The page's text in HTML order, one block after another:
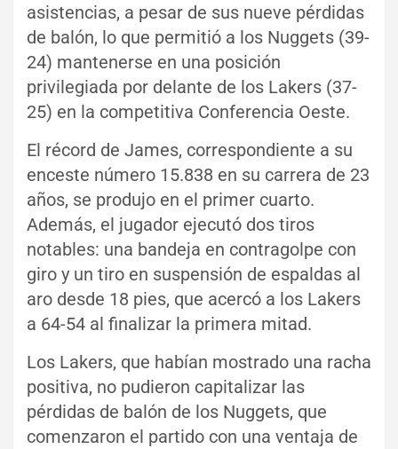
asistencias, a pesar de sus nueve pérdidas
de balón, lo que permitió a los Nuggets (39-
24) mantenerse en una posición
privilegiada por delante de los Lakers (37-
25) en la competitiva Conferencia Oeste.
El récord de James, correspondiente a su
enceste número 15.838 en su carrera de 23
años, se produjo en el primer cuarto.
Además, el jugador ejecutó dos tiros
notables: una bandeja en contragolpe con
giro y un tiro en suspensión de espaldas al
aro desde 18 pies, que acercó a los Lakers
a 64-54 al finalizar la primera mitad.
Los Lakers, que habían mostrado una racha
positiva, no pudieron capitalizar las
pérdidas de balón de los Nuggets, que
comenzaron el partido con una ventaja de